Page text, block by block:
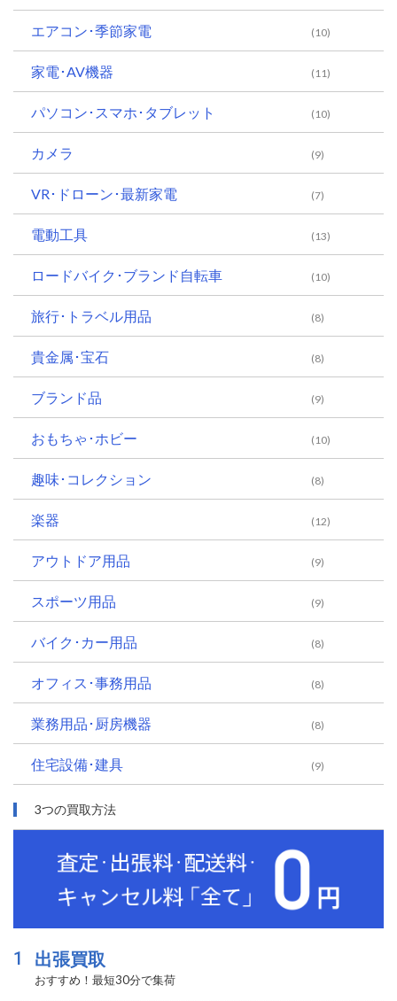
エアコン･季節家電 (10)
家電･AV機器 (11)
パソコン･スマホ･タブレット (10)
カメラ (9)
VR･ドローン･最新家電 (7)
電動工具 (13)
ロードバイク･ブランド自転車 (10)
旅行･トラベル用品 (8)
貴金属･宝石 (8)
ブランド品 (9)
おもちゃ･ホビー (10)
趣味･コレクション (8)
楽器 (12)
アウトドア用品 (9)
スポーツ用品 (9)
バイク･カー用品 (8)
オフィス･事務用品 (8)
業務用品･厨房機器 (8)
住宅設備･建具 (9)
3つの買取方法
1 出張買取
おすすめ！最短30分で集荷